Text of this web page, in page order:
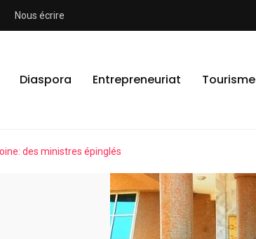
Nous écrire
Diaspora Entrepreneuriat Tourisme
des ministres épinglés